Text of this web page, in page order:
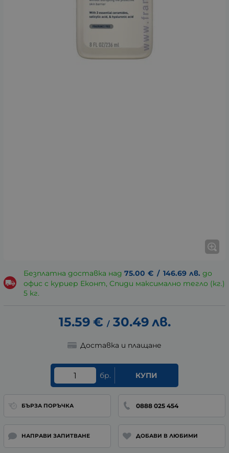
Безплатна доставка над 75.00 € / 146.69 лв. до
офис с куриер Еконт, Спиди максимално тегло (кг.)
5 кг.
15.59 € / 30.49 лв.
Доставка и плащане
бр. КУПИ
БЪРЗА ПОРЪЧКА 0888 025 454
НАПРАВИ ЗАПИТВАНЕ ДОБАВИ В ЛЮБИМИ